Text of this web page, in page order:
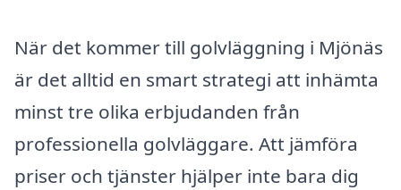
När det kommer till golvläggning i Mjönäs
är det alltid en smart strategi att inhämta
minst tre olika erbjudanden från
professionella golvläggare. Att jämföra
priser och tjänster hjälper inte bara dig